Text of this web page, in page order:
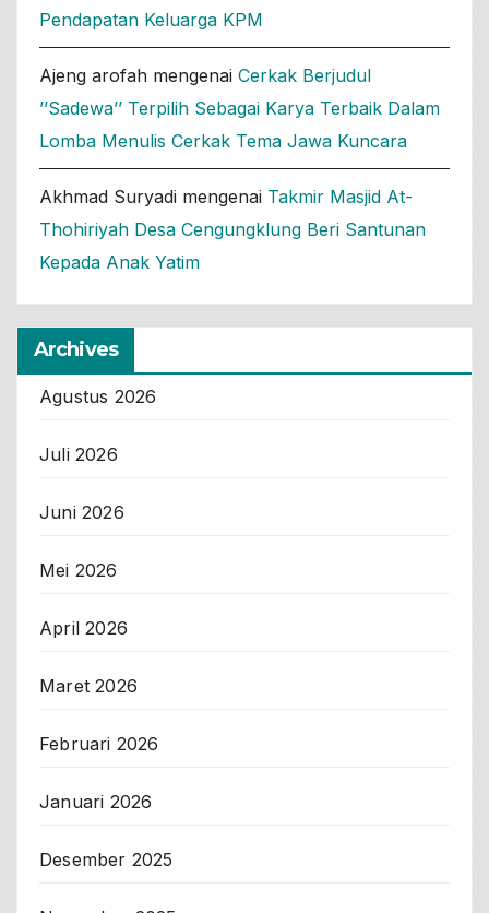
Pendapatan Keluarga KPM
Ajeng arofah mengenai Cerkak Berjudul
’’Sadewa’’ Terpilih Sebagai Karya Terbaik Dalam
Lomba Menulis Cerkak Tema Jawa Kuncara
Akhmad Suryadi mengenai Takmir Masjid At-
Thohiriyah Desa Cengungklung Beri Santunan
Kepada Anak Yatim
Archives
Agustus 2026
Juli 2026
Juni 2026
Mei 2026
April 2026
Maret 2026
Februari 2026
Januari 2026
Desember 2025